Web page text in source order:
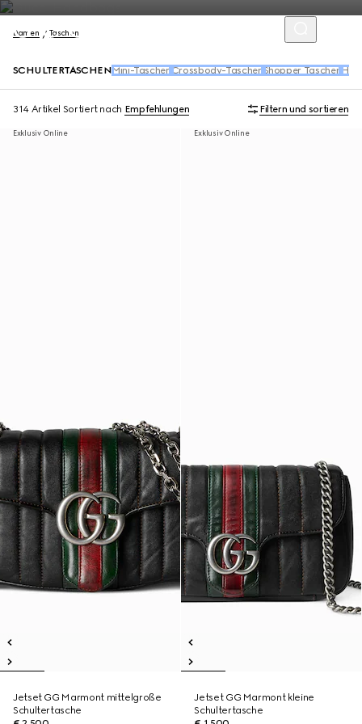
Damen Taschen
SCHULTERTASCHEN Mini-Taschen Crossbody-Taschen Shopper Taschen
314 Artikel Sortiert nach Empfehlungen Filtern und sortieren
Exklusiv Online
Jetset GG Marmont mittelgroße
Schultertasche
Exklusiv Online
Jetset GG Marmont kleine
Schultertasche